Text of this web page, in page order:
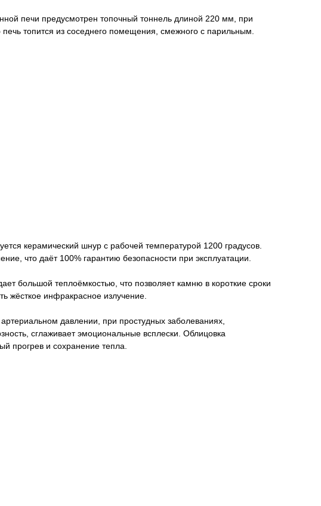
печи предусмотрен топочный тоннель длиной 220 мм, при
топится из соседнего помещения, смежного с парильным.
керамический шнур с рабочей температурой 1200 градусов.
что даёт 100% гарантию безопасности при эксплуатации.
большой теплоёмкостью, что позволяет камню в короткие сроки
жёсткое инфракрасное излучение.
давлении, при простудных заболеваниях,
сглаживает эмоциональные всплески. Облицовка
прогрев и сохранение тепла.